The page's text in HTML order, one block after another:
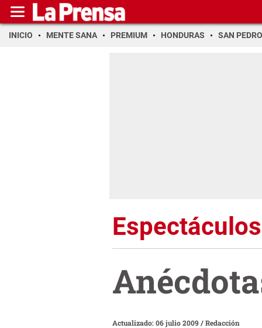
INICIO MENTE SANA PREMIUM HONDURAS SAN PEDRO
Espectáculos
Actualizado: 06 julio 2009/Redacción